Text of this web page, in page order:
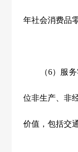
年社会消费品
（6）服
位非生产、非
价值，包括交